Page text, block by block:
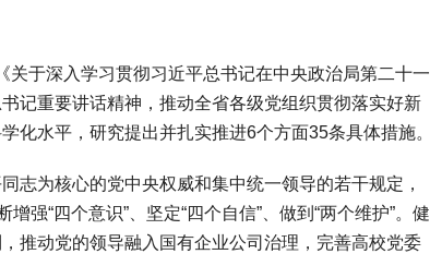
于深入学习贯彻习近平总书记在中央政治局第二十一
记重要讲话精神，推动全省各级党组织贯彻落实好新
化水平，研究提出并扎实推进6个方面35条具体措施。
为核心的党中央权威和集中统一领导的若干规定，
强“四个意识”、坚定“四个自信”、做到“两个维护”。健
推动党的领导融入国有企业公司治理，完善高校党委